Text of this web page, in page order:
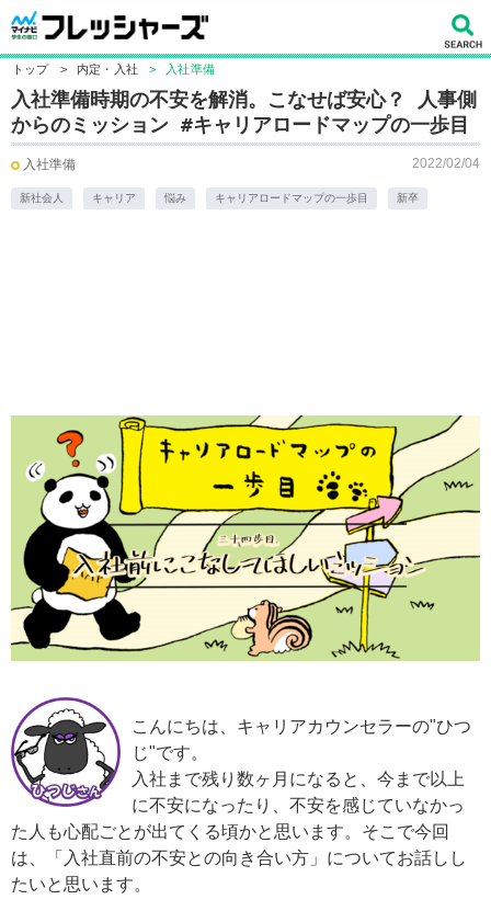
トップ > 内定・入社 > 入社準備
入社準備時期の不安を解消。こなせば安心？ 人事側
からのミッション #キャリアロードマップの一歩目
入社準備 2022/02/04
新社会人 キャリア 悩み キャリアロードマップの一歩目 新卒
こんにちは、キャリアカウンセラーの"ひつ
じ"です。
入社まで残り数ヶ月になると、今まで以上
に不安になったり、不安を感じていなかっ
た人も心配ごとが出てくる頃かと思います。そこで今回
は、「入社直前の不安との向き合い方」についてお話しし
たいと思います。